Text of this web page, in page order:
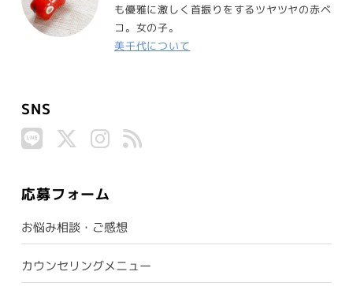
も優雅に激しく首振りをするツヤツヤの赤ベ
コ。女の子。
美千代について
SNS
応募フォーム
お悩み相談・ご感想
カウンセリングメニュー